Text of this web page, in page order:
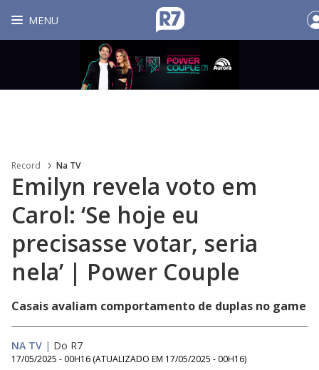
MENU
Record Na TV
Emilyn revela voto em
Carol: ‘Se hoje eu
precisasse votar, seria
nela’ | Power Couple
Casais avaliam comportamento de duplas no game
NA TV | Do R7
17/05/2025 - 00H16 (ATUALIZADO EM 17/05/2025 - 00H16)